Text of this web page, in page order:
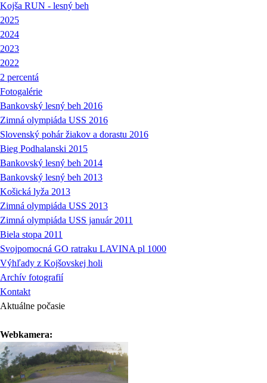
Kojša RUN - lesný beh
2025
2024
2023
2022
2 percentá
Fotogalérie
Bankovský lesný beh 2016
Zimná olympiáda USS 2016
Slovenský pohár žiakov a dorastu 2016
Bieg Podhalanski 2015
Bankovský lesný beh 2014
Bankovský lesný beh 2013
Košická lyža 2013
Zimná olympiáda USS 2013
Zimná olympiáda USS január 2011
Biela stopa 2011
Svojpomocná GO ratraku LAVINA pl 1000
Výhľady z Kojšovskej holi
Archív fotografií
Kontakt
Aktuálne počasie
Webkamera: